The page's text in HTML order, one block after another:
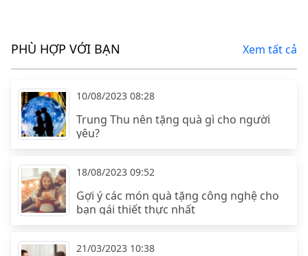
PHÙ HỢP VỚI BẠN Xem tất cả
10/08/2023 08:28
Trung Thu nên tặng quà gì cho người
yêu?
18/08/2023 09:52
Gợi ý các món quà tặng công nghệ cho
bạn gái thiết thực nhất
21/03/2023 10:38